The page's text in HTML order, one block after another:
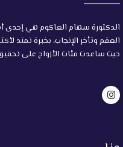
الدكتورة سهام العاكوم هي إحدى
العقم وتأخر الإنجاب، بخبرة تمتد
حيث ساعدت مئات الأزواج على